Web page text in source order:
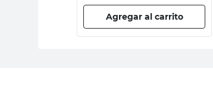
Agregar al carrito